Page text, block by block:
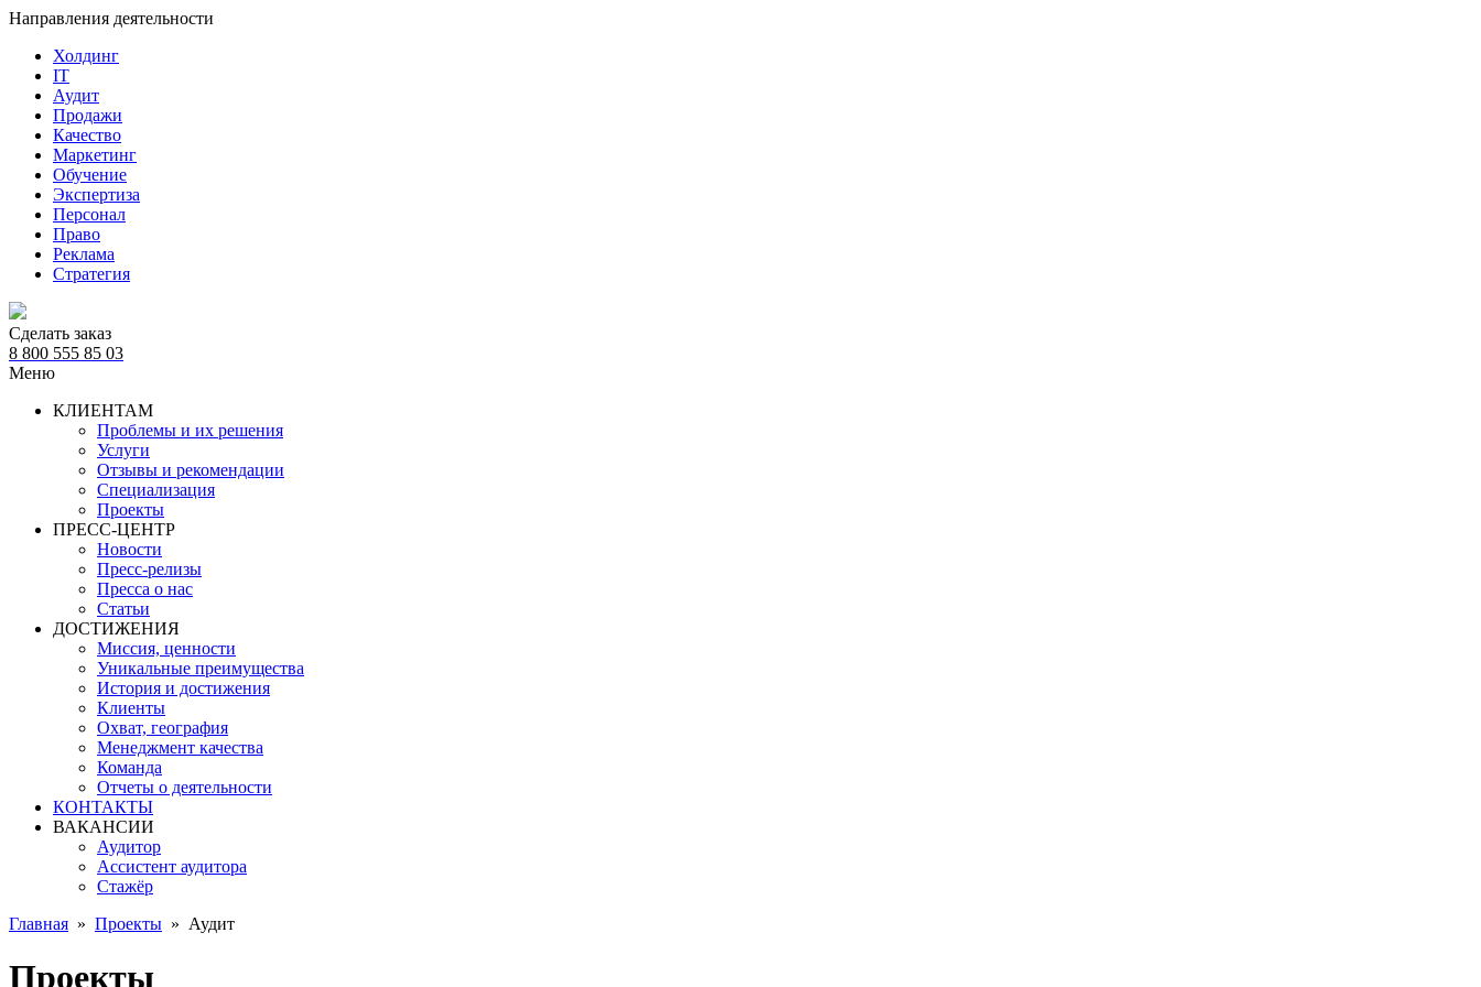
Направления деятельности
Холдинг
IT
Аудит
Продажи
Качество
Маркетинг
Обучение
Экспертиза
Персонал
Право
Реклама
Стратегия
Сделать заказ
8 800 555 85 03
Меню
КЛИЕНТАМ
Проблемы и их решения
Услуги
Отзывы и рекомендации
Специализация
Проекты
ПРЕСС-ЦЕНТР
Новости
Пресс-релизы
Пресса о нас
Статьи
ДОСТИЖЕНИЯ
Миссия, ценности
Уникальные преимущества
История и достижения
Клиенты
Охват, география
Менеджмент качества
Команда
Отчеты о деятельности
КОНТАКТЫ
ВАКАНСИИ
Аудитор
Ассистент аудитора
Стажёр
Главная » Проекты » Аудит
Проекты